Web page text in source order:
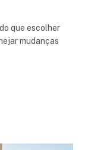
que escolher
mudanças